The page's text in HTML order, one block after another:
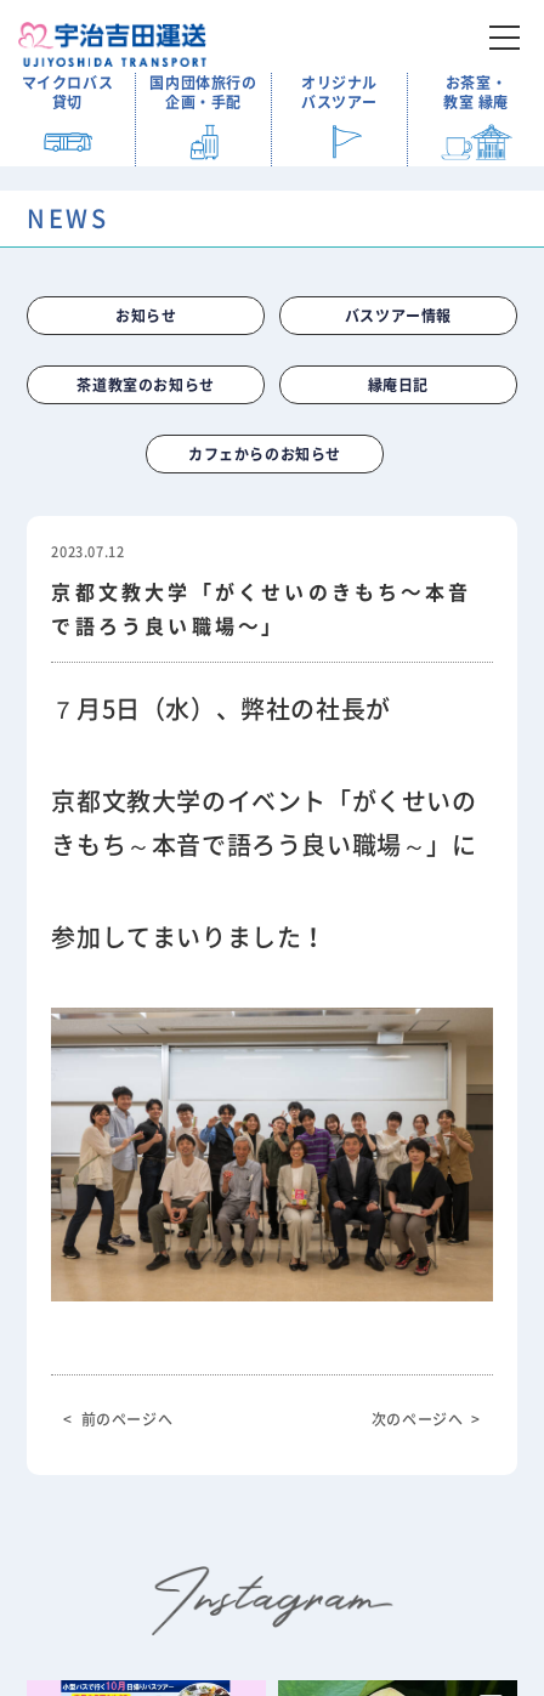
マイクロバス
貸切
国内団体旅行の
企画・手配
オリジナル
バスツアー
お茶室・
教室 縁庵
NEWS
お知らせ バスツアー情報
茶道教室のお知らせ 縁庵日記
カフェからのお知らせ
2023.07.12
京都文教大学「がくせいのきもち～本音
で語ろう良い職場～」
７月5日（水）、弊社の社長が
京都文教大学のイベント「がくせいの
きもち～本音で語ろう良い職場～」に
参加してまいりました！
< 前のページへ 次のページへ >